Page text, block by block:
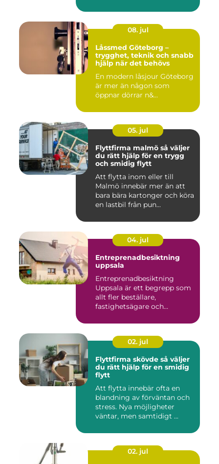
08. jul
Låssmed Göteborg –
trygghet, teknik och snabb
hjälp när det behövs
En modern låsjour Göteborg
är mer än någon som
öppnar dörrar n&...
05. jul
Flyttfirma malmö så väljer
du rätt hjälp för en trygg
och smidig flytt
Att flytta inom eller till
Malmö innebär mer än att
bara bära kartonger och köra
en lastbil från pun...
04. jul
Entreprenadbesiktning
uppsala
Entreprenadbesiktning
Uppsala är ett begrepp som
allt fler beställare,
fastighetsägare och
02. jul
Flyttfirma skövde så väljer
du rätt hjälp för en smidig
flytt
Att flytta innebär ofta en
blandning av förväntan och
stress. Nya möjligheter
väntar, men samtidigt ...
02. jul